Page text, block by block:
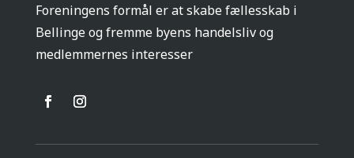
Foreningens formål er at skabe fællesskab i
Bellinge og fremme byens handelsliv og
medlemmernes interesser